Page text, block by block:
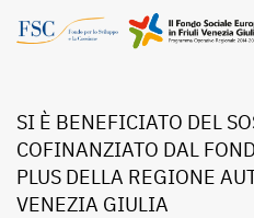
SI È BENEFICIATO DEL
COFINANZIATO DAL
PLUS DELLA REGIONE
VENEZIA GIULIA